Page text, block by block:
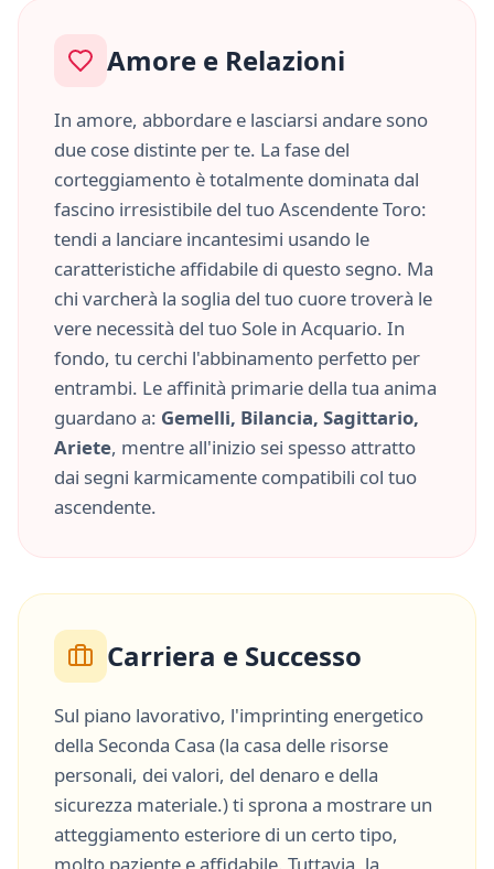
Amore e Relazioni
In amore, abbordare e lasciarsi andare sono
due cose distinte per te. La fase del
corteggiamento è totalmente dominata dal
fascino irresistibile del tuo AscendenteToro:
tendi a lanciare incantesimi usando le
caratteristicheaffidabile di questo segno. Ma
chi varcherà la soglia del tuo cuore troverà le
vere necessità del tuo Sole in Acquario. In
fondo, tu cerchi l'abbinamento perfetto per
entrambi. Le affinità primarie della tua anima
guardano a: Gemelli, Bilancia, Sagittario,
Ariete, mentre all'inizio sei spesso attratto
dai segni karmicamente compatibili col tuo
ascendente.
Carriera e Successo
Sul piano lavorativo, l'imprinting energetico
della Seconda Casa (la casa delle risorse
personali, dei valori, del denaro e della
sicurezza materiale.) ti sprona a mostrare un
atteggiamento esteriore di un certo tipo,